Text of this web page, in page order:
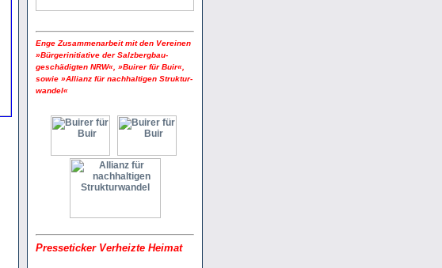
Enge Zusammenarbeit mit den Ver­einen
»Bürger­initiative der Salzbergbau­
geschädigten NRW«, »Buirer für Buir«,
sowie »Allianz für nach­haltigen Struktur­
wandel«
Presseticker Verheizte Heimat